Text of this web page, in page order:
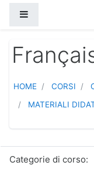
HOME CORSI
MATERIALI
Categorie di corso: